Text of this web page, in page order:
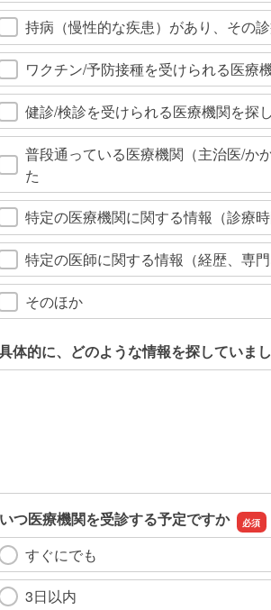
持病（慢性的な疾患）があり、その
ワクチン/予防接種を受けられる医療
健診/検診を受けられる医療機関を探
普段通っている医療機関（主治医/か
た
特定の医療機関に関する情報（診療
特定の医師に関する情報（経歴、専
そのほか
体的に、どのような情報を探していま
体的に、どのような情報を探していまし
つ医療機関を受診する予定ですか
すぐにでも
3日以内